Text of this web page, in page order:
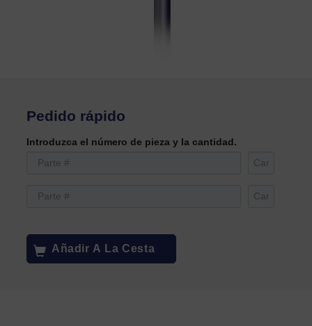
Pedido rápido
Introduzca el número de pieza y la cantidad.
Añadir A La Cesta